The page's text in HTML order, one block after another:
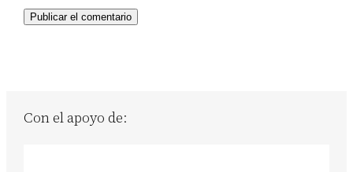
Con el apoyo de: